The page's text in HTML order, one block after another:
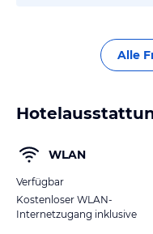
Alle
WLAN
Verfügbar
Kostenloser WLAN-
Internetzugang inklusive